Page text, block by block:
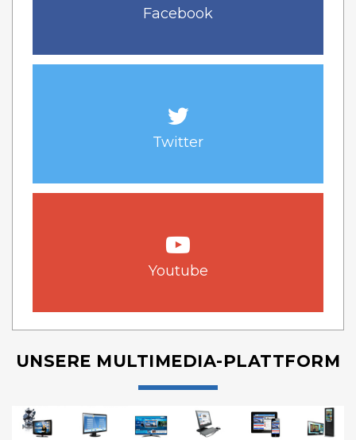
Facebook
Twitter
Youtube
UNSERE MULTIMEDIA-PLATTFORM